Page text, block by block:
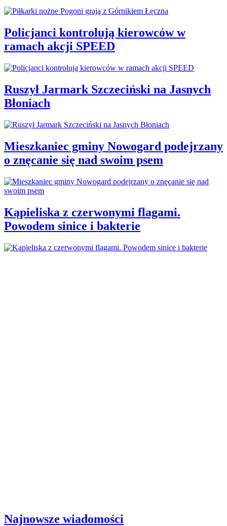
Policjanci kontrolują kierowców w
ramach akcji SPEED
Ruszył Jarmark Szczeciński na Jasnych
Błoniach
Mieszkaniec gminy Nowogard podejrzany
o znęcanie się nad swoim psem
Kąpieliska z czerwonymi flagami.
Powodem sinice i bakterie
Najnowsze wiadomości